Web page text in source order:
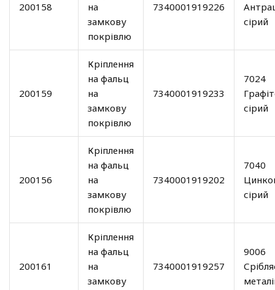
200158
на
замкову
покрівлю
7340001919226
сірий
200159
Кріплення
на фальц
на
замкову
покрівлю
7340001919233
7024
сірий
200156
Кріплення
на фальц
на
замкову
покрівлю
7340001919202
7040
сірий
200161
Кріплення
на фальц
на
замкову
7340001919257
9006